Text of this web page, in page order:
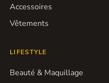
Accessoires
Vêtements
LIFESTYLE
Beauté & Maquillage